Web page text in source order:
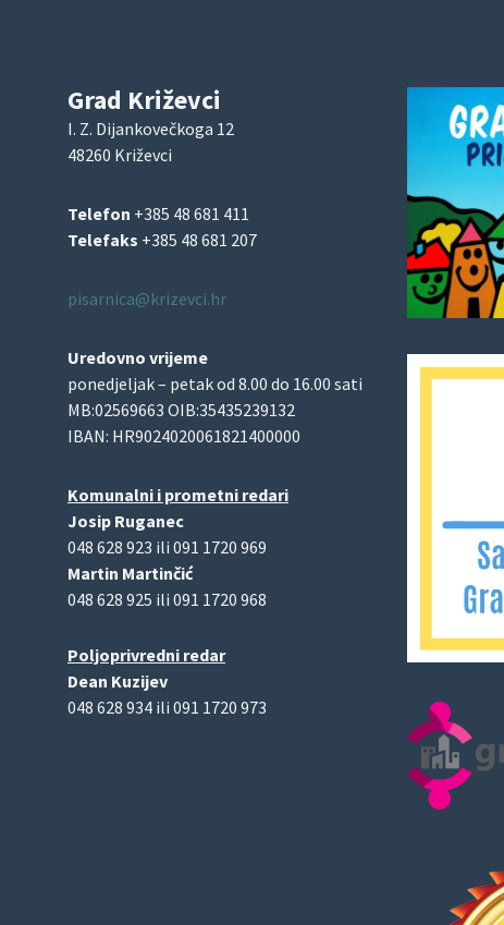
Grad Križevci
I. Z. Dijankovečkoga 12
48260 Križevci
Telefon +385 48 681 411
Telefaks +385 48 681 207
pisarnica@krizevci.hr
Uredovno vrijeme
ponedjeljak – petak od 8.00 do 16.00 sati
MB:02569663 OIB:35435239132
IBAN: HR9024020061821400000
Komunalni i prometni redari
Josip Ruganec
048 628 923 ili 091 1720 969
Martin Martinčić
048 628 925 ili 091 1720 968
Poljoprivredni redar
Dean Kuzijev
048 628 934 ili 091 1720 973